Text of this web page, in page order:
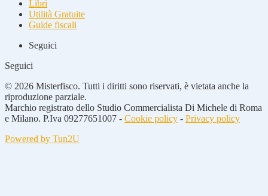
Libri
Utilità Gratuite
Guide fiscali
Seguici
Seguici
© 2026 Misterfisco. Tutti i diritti sono riservati, è vietata anche la
riproduzione parziale.
Marchio registrato dello Studio Commercialista Di Michele di Roma
e Milano. P.Iva 09277651007 - Cookie policy - Privacy policy
Powered by Tun2U